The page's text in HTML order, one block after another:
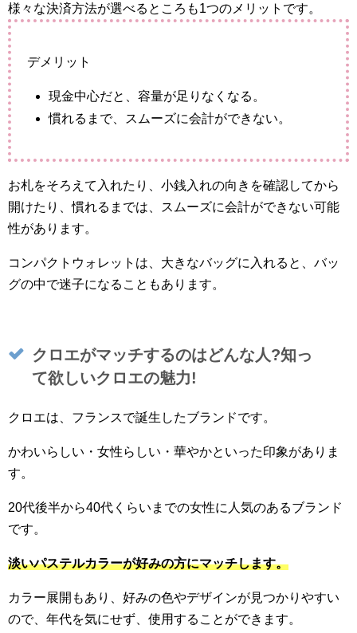
様々な決済方法が選べるところも1つのメリットです。
デメリット
現金中心だと、容量が足りなくなる。
慣れるまで、スムーズに会計ができない。
お札をそろえて入れたり、小銭入れの向きを確認してから
開けたり、慣れるまでは、スムーズに会計ができない可能
性があります。
コンパクトウォレットは、大きなバッグに入れると、バッ
グの中で迷子になることもあります。
クロエがマッチするのはどんな人?知っ
て欲しいクロエの魅力!
クロエは、フランスで誕生したブランドです。
かわいらしい・女性らしい・華やかといった印象がありま
す。
20代後半から40代くらいまでの女性に人気のあるブランド
です。
淡いパステルカラーが好みの方にマッチします。
カラー展開もあり、好みの色やデザインが見つかりやすい
ので、年代を気にせず、使用することができます。